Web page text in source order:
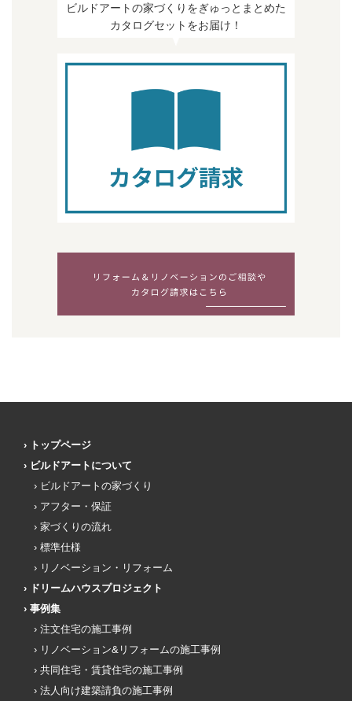
ビルドアートの家づくりをぎゅっとまとめた
カタログセットをお届け！
トップページ
ビルドアートについて
ビルドアートの家づくり
アフター・保証
家づくりの流れ
標準仕様
リノベーション・リフォーム
ドリームハウスプロジェクト
事例集
注文住宅の施工事例
リノベーション&リフォームの施工事例
共同住宅・賃貸住宅の施工事例
法人向け建築請負の施工事例